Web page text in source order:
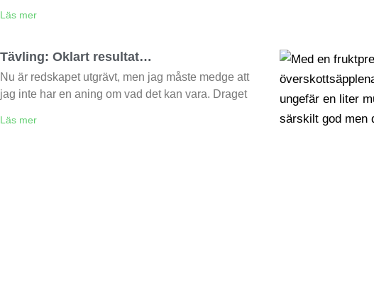
Läs mer
Tävling: Oklart resultat…
Nu är redskapet utgrävt, men jag måste medge att
jag inte har en aning om vad det kan vara. Draget
Läs mer